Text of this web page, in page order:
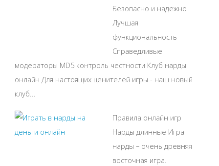
Безопасно и надежно
Лучшая
функциональность
Справедливые
модераторы MD5 контроль честности Клуб нарды
онлайн Для настоящих ценителей игры - наш новый
клуб...
Правила онлайн игр
Нарды длинные Игра
нарды – очень древняя
восточная игра.